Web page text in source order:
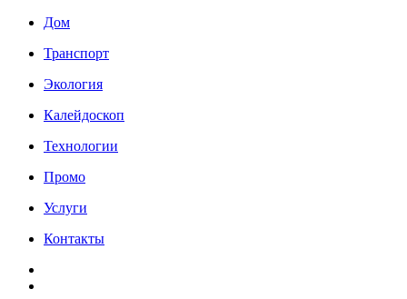
Дом
Транспорт
Экология
Калейдоскоп
Технологии
Промо
Услуги
Контакты